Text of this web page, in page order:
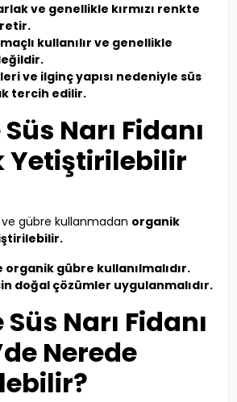
ve genellikle kırmızı renkte
kullanılır ve genellikle
ve ilginç yapısı nedeniyle süs
tercih edilir.
Narı Fidanı
Yetiştirilebilir
gübre kullanmadan organik
organik gübre kullanılmalıdır.
doğal çözümler uygulanmalıdır.
Süs Narı Fidanı
Nerede